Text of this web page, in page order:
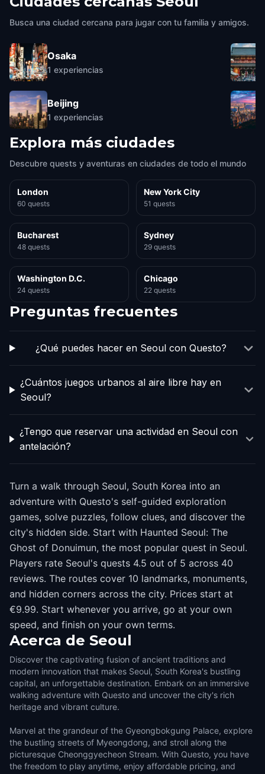
Busca una ciudad cercana para jugar con tu familia y amigos.
Osaka
1 experiencias
Beijing
1 experiencias
Explora más ciudades
Descubre quests y aventuras en ciudades de todo el mundo
London
60 quests
New York City
51 quests
Bucharest
48 quests
Sydney
29 quests
Washington D.C.
24 quests
Chicago
22 quests
Preguntas frecuentes
¿Qué puedes hacer en Seoul con Questo?
¿Cuántos juegos urbanos al aire libre hay en
Seoul?
¿Tengo que reservar una actividad en Seoul con
antelación?
Turn a walk through Seoul, South Korea into an
adventure with Questo's self-guided exploration
games, solve puzzles, follow clues, and discover the
city's hidden side. Start with Haunted Seoul: The
Ghost of Donuimun, the most popular quest in Seoul.
Players rate Seoul's quests 4.5 out of 5 across 40
reviews. The routes cover 10 landmarks, monuments,
and hidden corners across the city. Prices start at
€9.99. Start whenever you arrive, go at your own
speed, and finish on your own terms.
Acerca de Seoul
Discover the captivating fusion of ancient traditions and
modern innovation that makes Seoul, South Korea's bustling
capital, an unforgettable destination. Embark on an immersive
walking adventure with Questo and uncover the city's rich
heritage and vibrant culture.
Marvel at the grandeur of the Gyeongbokgung Palace, explore
the bustling streets of Myeongdong, and stroll along the
picturesque Cheonggyecheon Stream. With Questo, you have
the freedom to play anytime, enjoy affordable pricing, and